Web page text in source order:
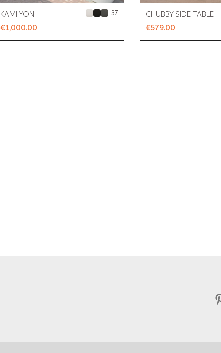
KAMI YON
€1,000.00
+37 CHUBBY SIDE TABLE
€579.00